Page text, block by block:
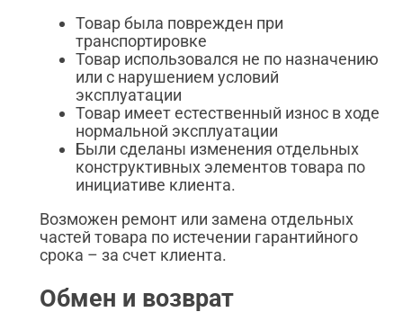
Товар была поврежден при
транспортировке
Товар использовался не по назначению
или с нарушением условий
эксплуатации
Товар имеет естественный износ в ходе
нормальной эксплуатации
Были сделаны изменения отдельных
конструктивных элементов товара по
инициативе клиента.
Возможен ремонт или замена отдельных
частей товара по истечении гарантийного
срока – за счет клиента.
Обмен и возврат